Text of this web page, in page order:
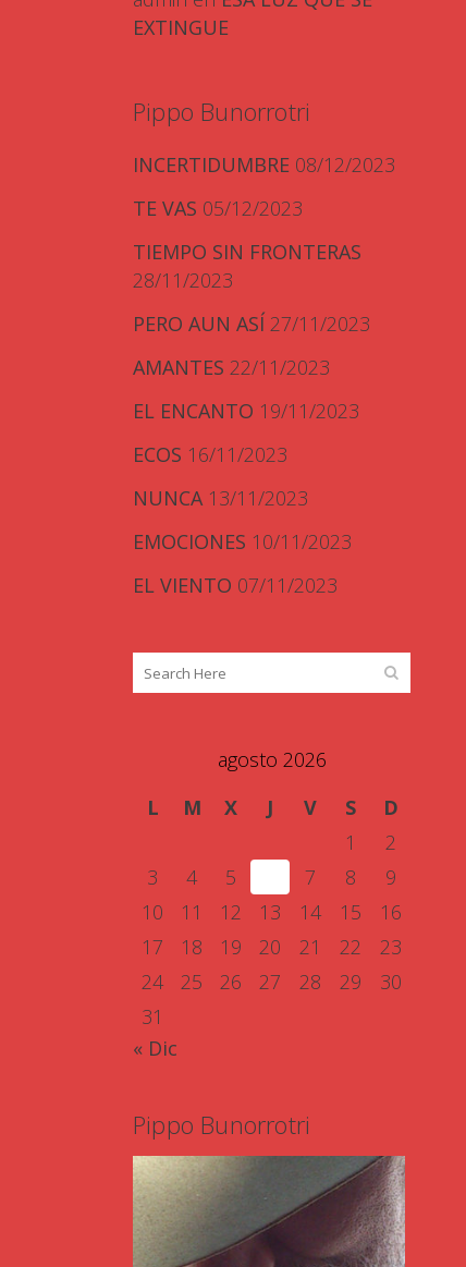
EXTINGUE
Pippo Bunorrotri
INCERTIDUMBRE 08/12/2023
TE VAS 05/12/2023
TIEMPO SIN FRONTERAS
28/11/2023
PERO AUN ASÍ 27/11/2023
AMANTES 22/11/2023
EL ENCANTO 19/11/2023
ECOS 16/11/2023
NUNCA 13/11/2023
EMOCIONES 10/11/2023
EL VIENTO 07/11/2023
agosto 2026
L
M X J V S
D
1
2
3
4 5 7 8
9
10
11 12 13 14 15
16
17
18 19 20 21 22
23
24
25 26 27 28 29
30
31
« Dic
Pippo Bunorrotri